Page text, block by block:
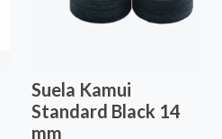
Suela Kamui
Standard Black 14
mm